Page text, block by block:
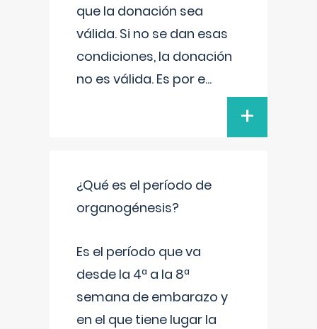
que la donación sea
válida. Si no se dan esas
condiciones, la donación
no es válida. Es por e...
+
¿Qué es el período de
organogénesis?
Es el período que va
desde la 4ª a la 8ª
semana de embarazo y
en el que tiene lugar la